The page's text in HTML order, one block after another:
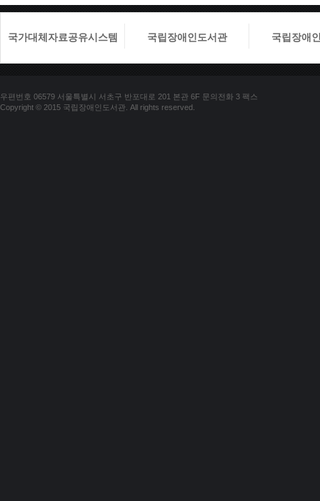
국가대체자료공유시스템 국립장애인도서관 국립장애
우편번호 06579 서울특별시 서초구 반포대로 201 본관 6F 문의전화 3 팩스
Copyright © 2015 국립장애인도서관. All rights reserved.